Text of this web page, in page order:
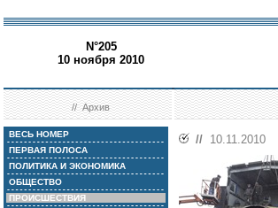
N°205
10 ноября 2010
//Архив
ВЕСЬ НОМЕР
ПЕРВАЯ ПОЛОСА
ПОЛИТИКА И ЭКОНОМИКА
ОБЩЕСТВО
ПРОИСШЕСТВИЯ
// 10.11.2010